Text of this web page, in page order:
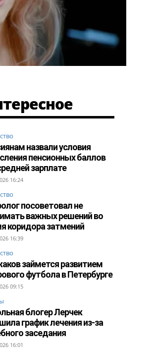
назвали условия
пенсионных баллов
зарплате
16:24
посоветовал не
важных решений во
коридора затмений
16:39
займется развитием
футбола в Петербурге
09:15
блогер Лерчек
график лечения из-за
заседания
16:01